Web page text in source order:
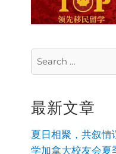
Search
for:
最新文章
夏日相聚，共叙
学加拿大校友会夏